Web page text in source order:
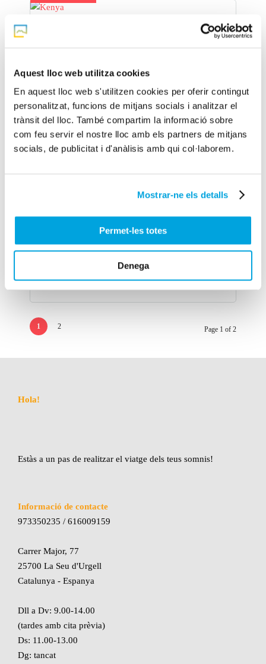
Aquest lloc web utilitza cookies
En aquest lloc web s'utilitzen cookies per oferir contingut
personalitzat, funcions de mitjans socials i analitzar el
trànsit del lloc. També compartim la informació sobre
com feu servir el nostre lloc amb els partners de mitjans
socials, de publicitat i d'anàlisis amb qui col·laborem.
Mostrar-ne els detalls
Permet-les totes
Denega
Des de 1.040€
Azores
Sortides des de Barcelona
1 2 Page 1 of 2
Hola!
Estàs a un pas de realitzar el viatge dels teus somnis!
Informació de contacte
973350235 / 616009159
Carrer Major, 77
25700 La Seu d'Urgell
Catalunya - Espanya
Dll a Dv: 9.00-14.00
(tardes amb cita prèvia)
Ds: 11.00-13.00
Dg: tancat